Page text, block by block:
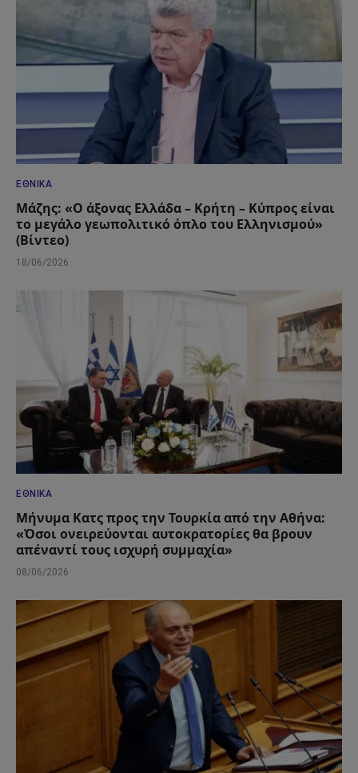
ΕΘΝΙΚΆ
Μάζης: «Ο άξονας Ελλάδα – Κρήτη – Κύπρος είναι
το μεγάλο γεωπολιτικό όπλο του Ελληνισμού»
(Βίντεο)
18/06/2026
ΕΘΝΙΚΆ
Μήνυμα Κατς προς την Τουρκία από την Αθήνα:
«Όσοι ονειρεύονται αυτοκρατορίες θα βρουν
απέναντί τους ισχυρή συμμαχία»
08/06/2026